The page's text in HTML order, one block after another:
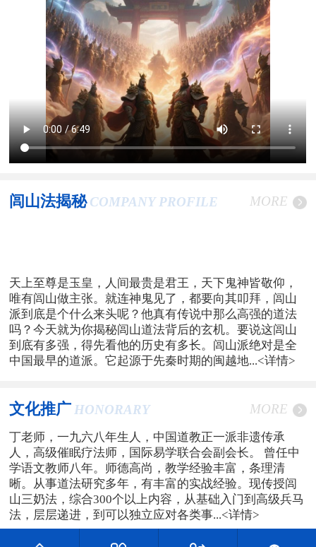
闾山法揭秘 COMPANY PROFILE MORE
天上至尊是玉皇，人间最贵是君王，天下鬼神皆敬仰，
唯有闾山做主张。就连神鬼见了，都要向其叩拜，闾山
派到底是个什么来头呢？他真有传说中那么高强的道法
吗？今天就为你揭秘闾山道法背后的玄机。要说这闾山
到底有多强，得先看他的历史有多长。闾山派绝对是全
中国最早的道派。它起源于先秦时期的闽越地...<详情>
文化推广 HONORARY MORE
丁老师，一九六八年生人，中国道教正一派非遗传承
人，高级催眠疗法师，国际易学联合会副会长。 曾任中
学语文教师八年。师德高尚，教学经验丰富，条理清
晰。从事道法研究多年，有丰富的实战经验。现传授闾
山三奶法，综合300个以上内容，从基础入门到高级兵马
法，层层递进，到可以独立应对各类事...<详情>